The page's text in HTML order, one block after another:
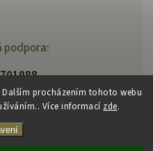
procházením tohoto webu
Více informací zde.
podpora: